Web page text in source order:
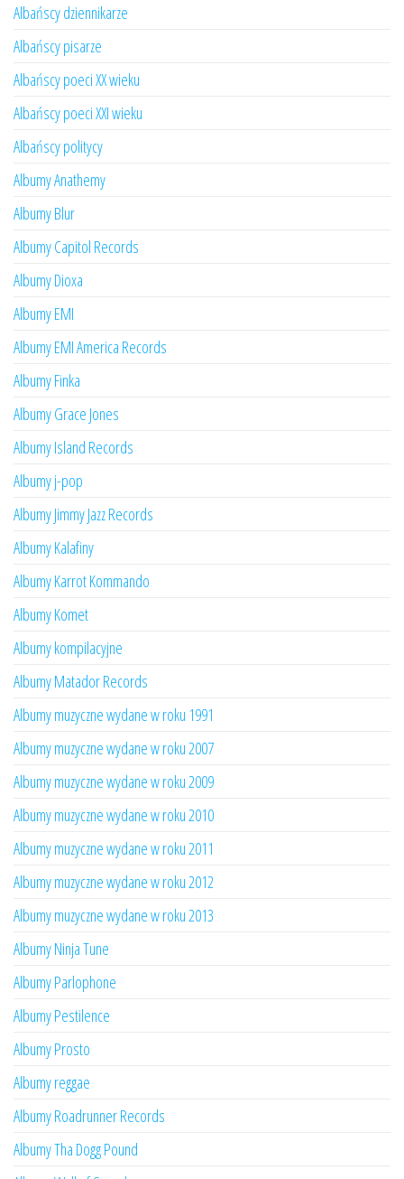
Albańscy dziennikarze
Albańscy pisarze
Albańscy poeci XX wieku
Albańscy poeci XXI wieku
Albańscy politycy
Albumy Anathemy
Albumy Blur
Albumy Capitol Records
Albumy Dioxa
Albumy EMI
Albumy EMI America Records
Albumy Finka
Albumy Grace Jones
Albumy Island Records
Albumy j-pop
Albumy Jimmy Jazz Records
Albumy Kalafiny
Albumy Karrot Kommando
Albumy Komet
Albumy kompilacyjne
Albumy Matador Records
Albumy muzyczne wydane w roku 1991
Albumy muzyczne wydane w roku 2007
Albumy muzyczne wydane w roku 2009
Albumy muzyczne wydane w roku 2010
Albumy muzyczne wydane w roku 2011
Albumy muzyczne wydane w roku 2012
Albumy muzyczne wydane w roku 2013
Albumy Ninja Tune
Albumy Parlophone
Albumy Pestilence
Albumy Prosto
Albumy reggae
Albumy Roadrunner Records
Albumy Tha Dogg Pound